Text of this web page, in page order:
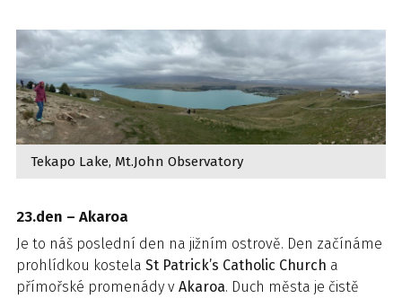
Tekapo Lake, Mt.John Observatory
23.den – Akaroa
Je to náš poslední den na jižním ostrově. Den začínáme
prohlídkou kostela St Patrick’s Catholic Church a
přímořské promenády v Akaroa. Duch města je čistě